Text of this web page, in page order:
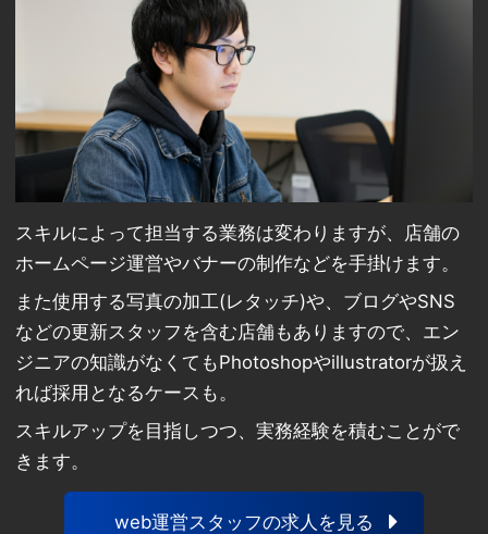
スキルによって担当する業務は変わりますが、店舗の
ホームページ運営やバナーの制作などを手掛けます。
また使用する写真の加工(レタッチ)や、ブログやSNS
などの更新スタッフを含む店舗もありますので、エン
ジニアの知識がなくてもPhotoshopやillustratorが扱え
れば採用となるケースも。
スキルアップを目指しつつ、実務経験を積むことがで
きます。
web運営スタッフの求人を見る